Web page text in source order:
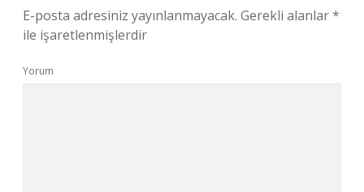
E-posta adresiniz yayınlanmayacak. Gerekli alanlar*
ile işaretlenmişlerdir
Yorum